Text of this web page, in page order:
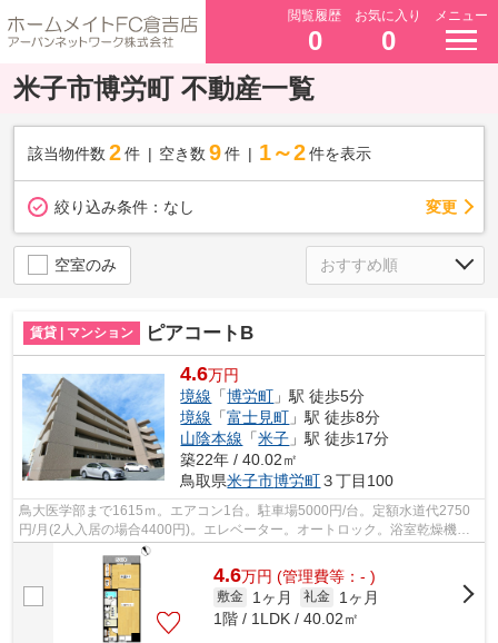
閲覧履歴
0
お気に入り
0
メニュー
米子市博労町 不動産一覧
該当物件数 2件 空き数 9 件 1～2 件を表示
絞り込み条件： なし 変更
空室のみ
賃貸 | マンション ピアコートB
4.6万円
境線 「博労町 」駅 徒歩5分
境線 「富士見町 」駅 徒歩8分
山陰本線 「米子 」駅 徒歩17分
築22年 / 40.02㎡
鳥取県米子市博労町３丁目100
鳥大医学部まで1615ｍ。エアコン1台。駐車場5000円/台。定額水道代2750
円/月(2人入居の場合4400円)。エレベーター。オートロック。浴室乾燥機。
TVインターホン。独立洗面台。南バルコ...
4.6万円 (管理費等：- )
敷金 1ヶ月 礼金
1ヶ月
1階 / 1LDK / 40.02㎡